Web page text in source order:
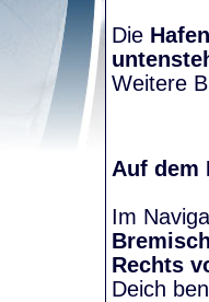
Die
Weitere
Auf dem
Im
Rechts
Deich